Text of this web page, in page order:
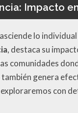
Impacto
lo
, destaca su
comunidades
genera
con